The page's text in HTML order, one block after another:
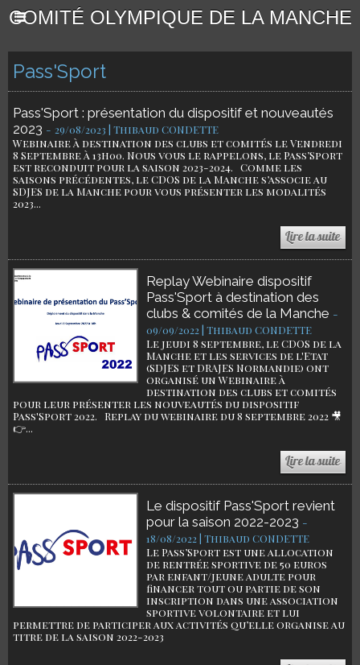
COMITÉ OLYMPIQUE DE LA MANCHE
Pass'Sport
Pass'Sport : présentation du dispositif et nouveautés
2023 - 29/08/2023 | Thibaud CONDETTE
Webinaire à destination des clubs et comités le Vendredi
8 Septembre à 13h00. Nous vous le rappelons, le Pass’Sport
est reconduit pour la saison 2023-2024. ​ Comme les
saisons précédentes, le CDOS de la Manche s’associe au
SDJES de la Manche pour vous présenter les modalités
2023...
Replay Webinaire dispositif
Pass'Sport à destination des
clubs & comités de la Manche -
09/09/2022 | Thibaud CONDETTE
Le jeudi 8 septembre, le CDOS de la
Manche et les services de l'Etat
(SDJES et DRAJES Normandie) ont
organisé un Webinaire à
destination des clubs et comités
pour leur présenter les nouveautés du dispositif
Pass'Sport 2022. Replay du webinaire du 8 septembre 2022 🎥
👉...
Le dispositif Pass'Sport revient
pour la saison 2022-2023 -
18/08/2022 | Thibaud CONDETTE
Le Pass’Sport est une allocation
de rentrée sportive de 50 euros
par enfant/jeune adulte pour
financer tout ou partie de son
inscription dans une association
sportive volontaire et lui
permettre de participer aux activités qu’elle organise au
titre de la saison 2022-2023